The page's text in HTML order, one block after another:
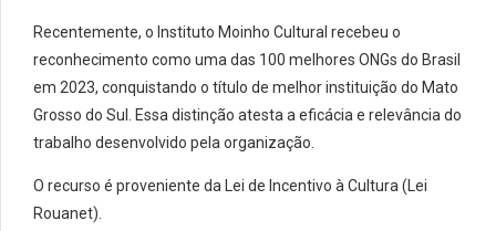
Recentemente, o Instituto Moinho Cultural recebeu o
reconhecimento como uma das 100 melhores ONGs do Brasil
em 2023, conquistando o título de melhor instituição do Mato
Grosso do Sul. Essa distinção atesta a eficácia e relevância do
trabalho desenvolvido pela organização.
O recurso é proveniente da Lei de Incentivo à Cultura (Lei
Rouanet).